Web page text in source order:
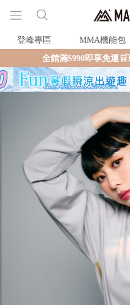
登峰專區 MMA機能包
即享免運🛒現貨商品2個工作